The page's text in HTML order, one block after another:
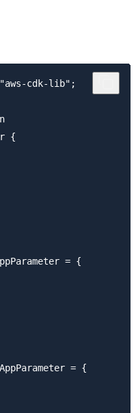
cdk-lib";
{
= {
= {